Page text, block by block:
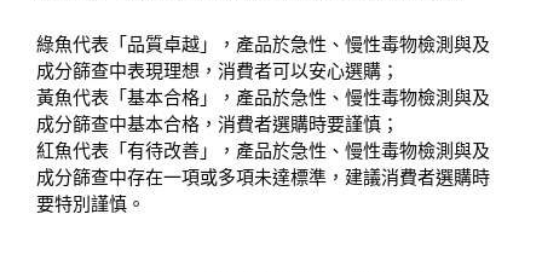
綠魚代表「品質卓越」，產品於急性、慢性毒物檢測與及
成分篩查中表現理想，消費者可以安心選購；
黃魚代表「基本合格」，產品於急性、慢性毒物檢測與及
成分篩查中基本合格，消費者選購時要謹慎；
紅魚代表「有待改善」，產品於急性、慢性毒物檢測與及
成分篩查中存在一項或多項未達標準，建議消費者選購時
要特別謹慎。